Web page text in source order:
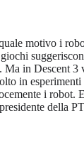
motivo i
Ma in Descent 3
in
i robot.
della